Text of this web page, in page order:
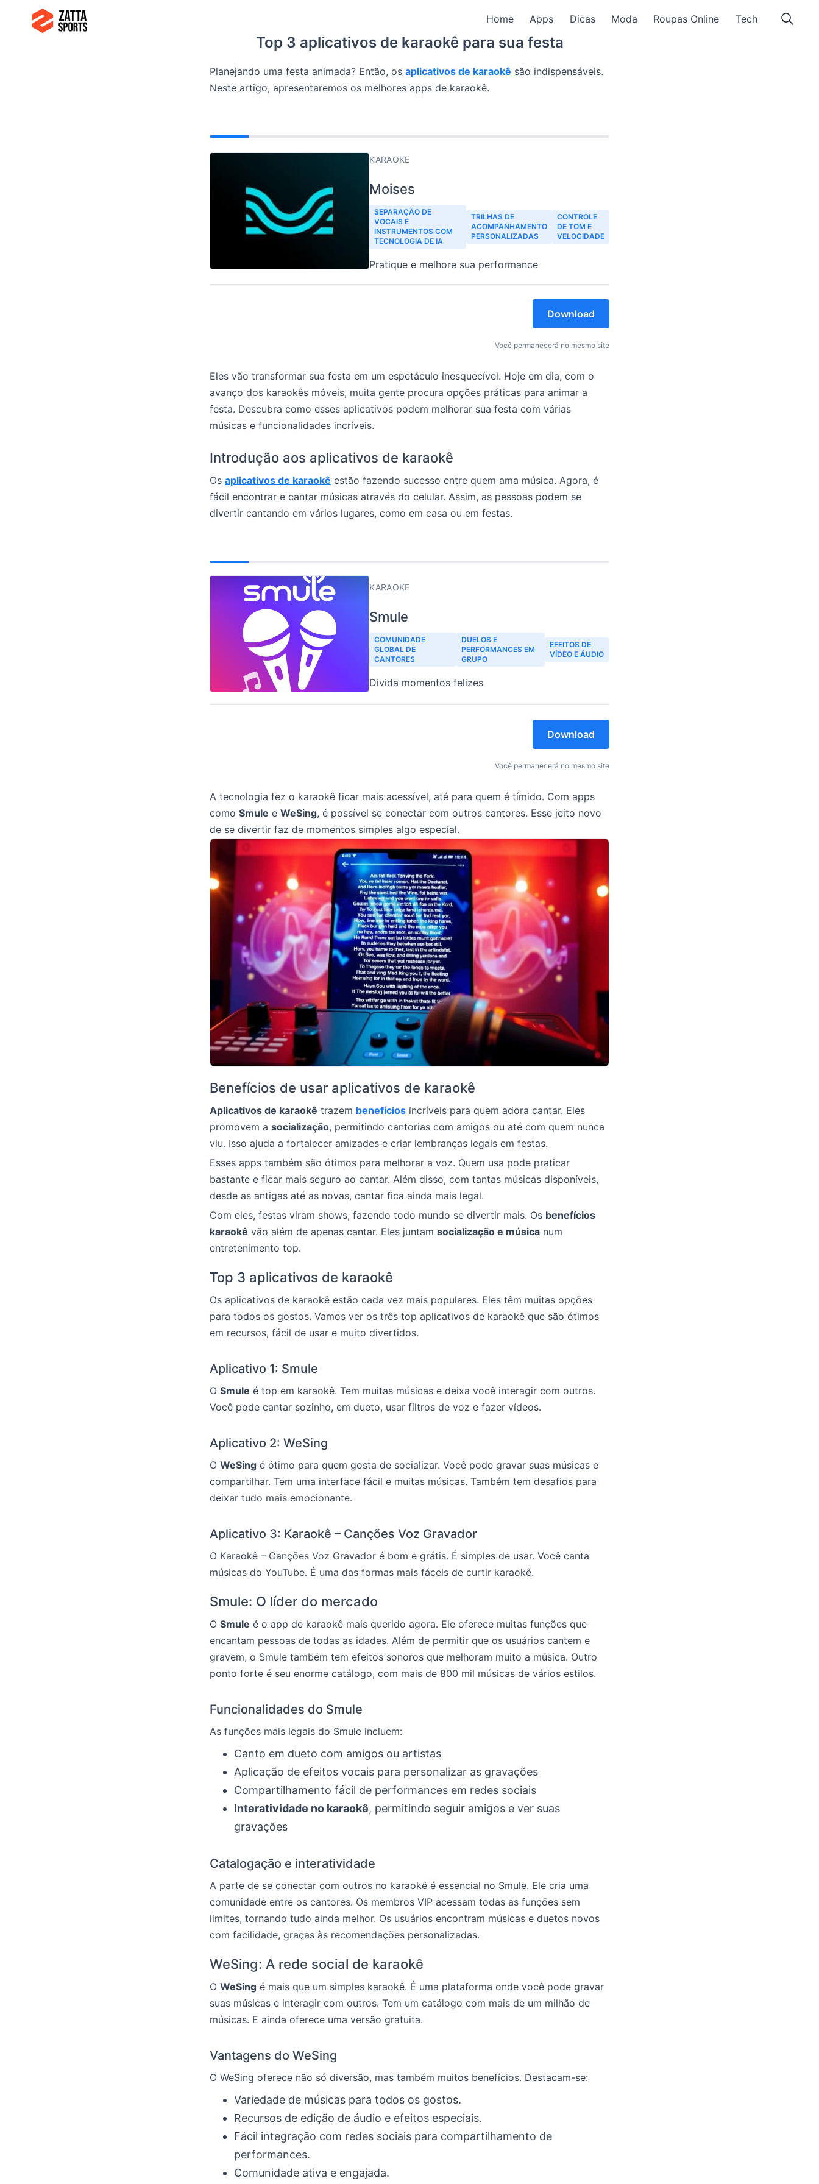
Home Apps Dicas Moda Roupas Online Tech
Top 3 aplicativos de karaokê para sua festa
Planejando uma festa animada? Então, os aplicativos de karaokê são indispensáveis.
Neste artigo, apresentaremos os melhores apps de karaokê.
KARAOKE
Moises
SEPARAÇÃO DE
VOCAIS E
INSTRUMENTOS COM
TECNOLOGIA DE IA
TRILHAS DE
ACOMPANHAMENTO
PERSONALIZADAS
CONTROLE
DE TOM E
VELOCIDADE
Pratique e melhore sua performance
Download
Você permanecerá no mesmo site
Eles vão transformar sua festa em um espetáculo inesquecível. Hoje em dia, com o
avanço dos karaokês móveis, muita gente procura opções práticas para animar a
festa. Descubra como esses aplicativos podem melhorar sua festa com várias
músicas e funcionalidades incríveis.
Introdução aos aplicativos de karaokê
Os aplicativos de karaokê estão fazendo sucesso entre quem ama música. Agora, é
fácil encontrar e cantar músicas através do celular. Assim, as pessoas podem se
divertir cantando em vários lugares, como em casa ou em festas.
KARAOKE
Smule
COMUNIDADE
GLOBAL DE
CANTORES
DUELOS E
PERFORMANCES EM
GRUPO
EFEITOS DE
VÍDEO E ÁUDIO
Divida momentos felizes
Download
Você permanecerá no mesmo site
A tecnologia fez o karaokê ficar mais acessível, até para quem é tímido. Com apps
como Smule e WeSing, é possível se conectar com outros cantores. Esse jeito novo
de se divertir faz de momentos simples algo especial.
Benefícios de usar aplicativos de karaokê
Aplicativos de karaokê trazem benefícios incríveis para quem adora cantar. Eles
promovem a socialização, permitindo cantorias com amigos ou até com quem nunca
viu. Isso ajuda a fortalecer amizades e criar lembranças legais em festas.
Esses apps também são ótimos para melhorar a voz. Quem usa pode praticar
bastante e ficar mais seguro ao cantar. Além disso, com tantas músicas disponíveis,
desde as antigas até as novas, cantar fica ainda mais legal.
Com eles, festas viram shows, fazendo todo mundo se divertir mais. Os benefícios
karaokê vão além de apenas cantar. Eles juntam socialização e música num
entretenimento top.
Top 3 aplicativos de karaokê
Os aplicativos de karaokê estão cada vez mais populares. Eles têm muitas opções
para todos os gostos. Vamos ver os três top aplicativos de karaokê que são ótimos
em recursos, fácil de usar e muito divertidos.
Aplicativo 1: Smule
O Smule é top em karaokê. Tem muitas músicas e deixa você interagir com outros.
Você pode cantar sozinho, em dueto, usar filtros de voz e fazer vídeos.
Aplicativo 2: WeSing
O WeSing é ótimo para quem gosta de socializar. Você pode gravar suas músicas e
compartilhar. Tem uma interface fácil e muitas músicas. Também tem desafios para
deixar tudo mais emocionante.
Aplicativo 3: Karaokê – Canções Voz Gravador
O Karaokê – Canções Voz Gravador é bom e grátis. É simples de usar. Você canta
músicas do YouTube. É uma das formas mais fáceis de curtir karaokê.
Smule: O líder do mercado
O Smule é o app de karaokê mais querido agora. Ele oferece muitas funções que
encantam pessoas de todas as idades. Além de permitir que os usuários cantem e
gravem, o Smule também tem efeitos sonoros que melhoram muito a música. Outro
ponto forte é seu enorme catálogo, com mais de 800 mil músicas de vários estilos.
Funcionalidades do Smule
As funções mais legais do Smule incluem:
Canto em dueto com amigos ou artistas
Aplicação de efeitos vocais para personalizar as gravações
Compartilhamento fácil de performances em redes sociais
Interatividade no karaokê, permitindo seguir amigos e ver suas
gravações
Catalogação e interatividade
A parte de se conectar com outros no karaokê é essencial no Smule. Ele cria uma
comunidade entre os cantores. Os membros VIP acessam todas as funções sem
limites, tornando tudo ainda melhor. Os usuários encontram músicas e duetos novos
com facilidade, graças às recomendações personalizadas.
WeSing: A rede social de karaokê
O WeSing é mais que um simples karaokê. É uma plataforma onde você pode gravar
suas músicas e interagir com outros. Tem um catálogo com mais de um milhão de
músicas. E ainda oferece uma versão gratuita.
Vantagens do WeSing
O WeSing oferece não só diversão, mas também muitos benefícios. Destacam-se:
Variedade de músicas para todos os gostos.
Recursos de edição de áudio e efeitos especiais.
Fácil integração com redes sociais para compartilhamento de
performances.
Comunidade ativa e engajada.